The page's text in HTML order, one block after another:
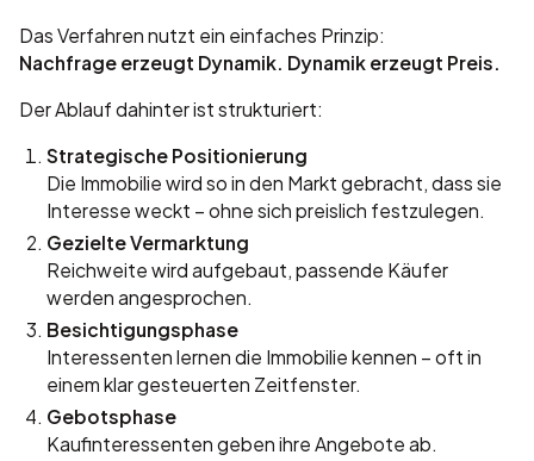
Das Verfahren nutzt ein einfaches Prinzip:
Nachfrage erzeugt Dynamik. Dynamik erzeugt Preis.
Der Ablauf dahinter ist strukturiert:
Strategische Positionierung
Die Immobilie wird so in den Markt gebracht, dass sie
Interesse weckt – ohne sich preislich festzulegen.
Gezielte Vermarktung
Reichweite wird aufgebaut, passende Käufer
werden angesprochen.
Besichtigungsphase
Interessenten lernen die Immobilie kennen – oft in
einem klar gesteuerten Zeitfenster.
Gebotsphase
Kaufinteressenten geben ihre Angebote ab.